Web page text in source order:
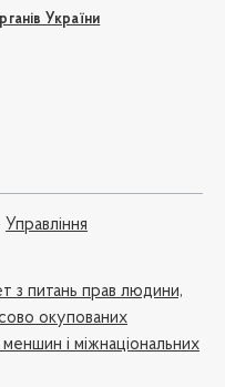
України
Управління
з питань прав людини,
окупованих
і міжнаціональних